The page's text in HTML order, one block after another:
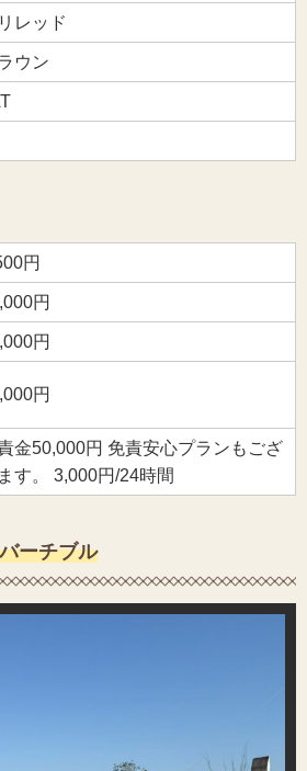
レッド
ウン
円
円
円
円
金50,000円 免責安心プランもござ
す。 3,000円/24時間
ーチブル